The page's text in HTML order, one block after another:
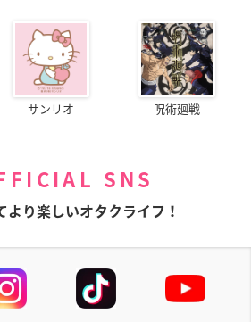
サンリオ 呪術廻戦
SNS
より楽しいオタクライフ！